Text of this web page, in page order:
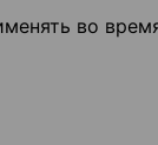
во